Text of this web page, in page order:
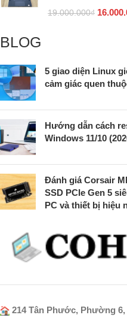
19.000.000₫
BLOG
5 giao diện Linux
cảm giác quen
Hướng dẫn cách
Windows 11/10
Đánh giá Corsair
SSD PCIe Gen 5
PC và thiết bị hiệu
214 Tân Phước, Phường 6,